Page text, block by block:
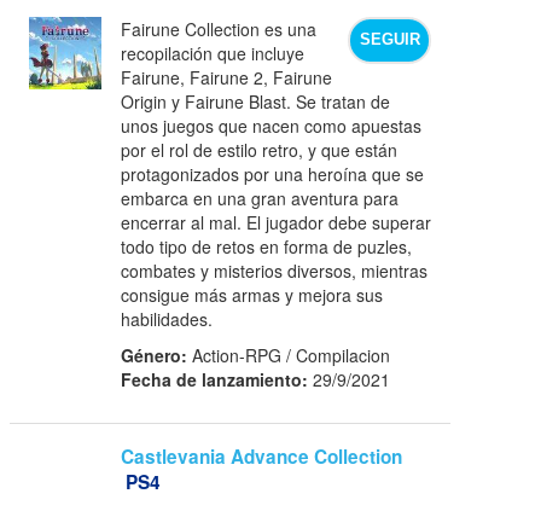
SEGUIR
Fairune Collection es una
recopilación que incluye
Fairune, Fairune 2, Fairune
Origin y Fairune Blast. Se tratan de
unos juegos que nacen como apuestas
por el rol de estilo retro, y que están
protagonizados por una heroína que se
embarca en una gran aventura para
encerrar al mal. El jugador debe superar
todo tipo de retos en forma de puzles,
combates y misterios diversos, mientras
consigue más armas y mejora sus
habilidades.
Género: Action-RPG / Compilacion
Fecha de lanzamiento: 29/9/2021
Castlevania Advance Collection
PS4